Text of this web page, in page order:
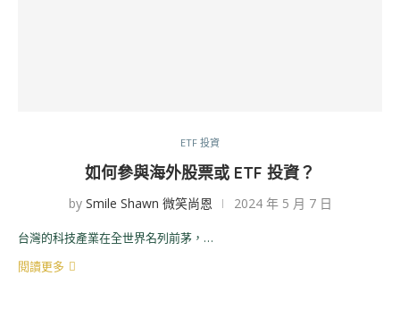
ETF 投資
如何參與海外股票或 ETF 投資？
by Smile Shawn 微笑尚恩 2024 年 5 月 7 日
台灣的科技產業在全世界名列前茅，…
閱讀更多